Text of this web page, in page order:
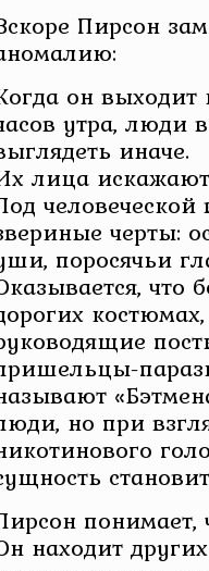
Пирсон
он выходит
утра, люди
иначе.
лица
черты:
поросячьи
что
но при
понимает,
находит